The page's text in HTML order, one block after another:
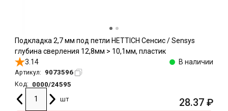
Подкладка 2,7 мм под петли HETTICH Сенсис / Sensys
глубина сверления 12,8мм > 10,1мм, пластик
3.14
В наличии
Артикул: 9073596
Код:
0000/24595
шт
28.37 ₽